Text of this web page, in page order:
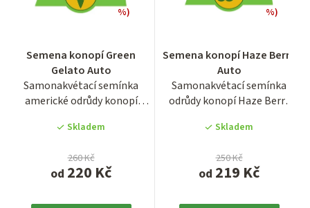
Semena konopí Green
Gelato Auto
Samonakvétací semínka
americké odrůdy konopí
Autoflowering...
hodnocení
produktu
je
4,2
z
hvězdiček.
Skladem
od 220 Kč
260 Kč
%)
Semena konopí Haze Berry
Auto
Samonakvétací semínka
odrůdy konopí Haze Berry
hodnocení
produktu
je
4,0
z
hvězdiček.
Skladem
od 219 Kč
250 Kč
%)